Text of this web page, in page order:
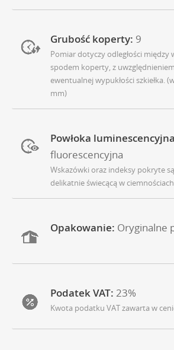
Grubość koperty: 9
Pomiar dotyczy odległości między
spodem koperty, z
ewentualnej wypukłości szkiełka.
mm)
Powłoka
fluorescencyjna
Wskazówki oraz indeksy pokryte
delikatnie świecącą w
Opakowanie: Oryginalne
Podatek VAT: 23%
Kwota podatku VAT zawarta w